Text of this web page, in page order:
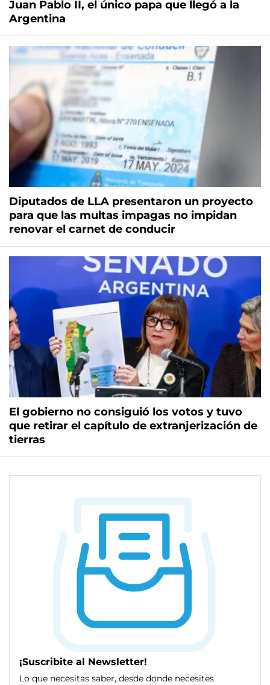
Juan Pablo II, el único papa que llegó a la
Argentina
Diputados de LLA presentaron un proyecto
para que las multas impagas no impidan
renovar el carnet de conducir
El gobierno no consiguió los votos y tuvo
que retirar el capítulo de extranjerización de
tierras
¡Suscribite al Newsletter!
Lo que necesitas saber, desde donde necesites